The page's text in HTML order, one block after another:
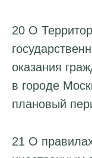
20 О
оказания
в городе
плановый
21 О